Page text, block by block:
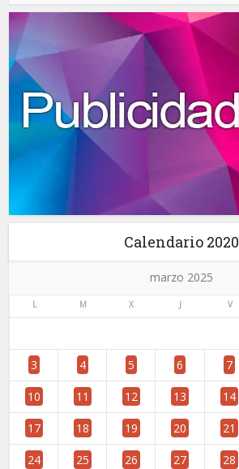
Calendario 2020
marzo 2025
L M X J V
3 4 5 6 7
10 11 12 13 14
17 18 19 20 21
24 25 26 27 28